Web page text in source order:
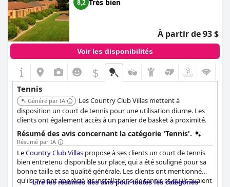
d'autres équipements et zones sportives, comme les courts de
squash, nécessitaient une attention particulière. Malgré ces
inconvénients, les courts de tennis sont restés un atout très
apprécié des clients.
8,2 Très bien
À partir de 93 $
Voir les disponibilités
$
Tennis
Généré par IA
Les Country Club Villas mettent à
disposition un court de tennis pour une utilisation diurne. Les
clients ont également accès à un panier de basket à proximité.
Résumé des avis concernant la catégorie 'Tennis'.
Résumé par IA
LeCountry Club Villas propose à ses clients un court de tennis
bien entretenu disponible sur place, qui a été souligné pour sa
bonne taille et sa qualité générale. Les clients ont mentionné
qu'ils avaient apprécié les installations de tennis et qu'ils avaient
Lire les résumés des avis pour toutes les catégories